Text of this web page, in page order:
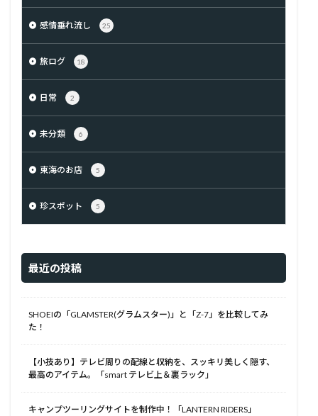
感情垂れ流し 25
旅ログ 18
日常 2
未分類 6
東海のお店 5
珍スポット 5
最近の投稿
SHOEIの「GLAMSTER(グラムスター)」と「Z-7」を比較してみ
た！
【小技あり】テレビ周りの配線と収納を、スッキリ美しく隠す、
最高のアイテム。「smart テレビ上＆裏ラック」
キャンプツーリングサイトを制作中！「LANTERN RIDERS」